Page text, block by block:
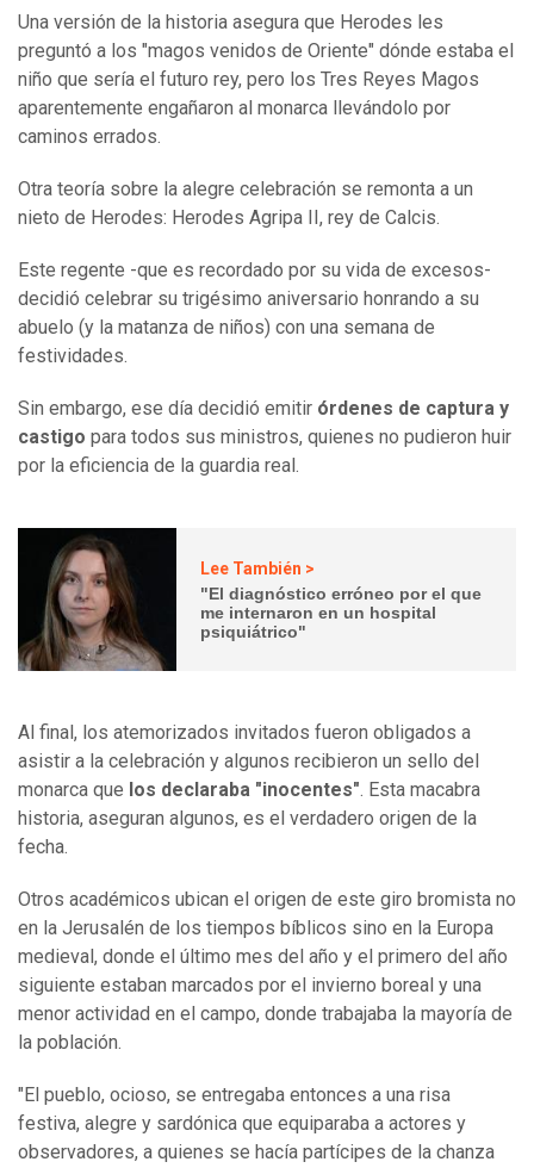
Una versión de la historia asegura que Herodes les
preguntó a los "magos venidos de Oriente" dónde estaba el
niño que sería el futuro rey, pero los Tres Reyes Magos
aparentemente engañaron al monarca llevándolo por
caminos errados.
Otra teoría sobre la alegre celebración se remonta a un
nieto de Herodes: Herodes Agripa II, rey de Calcis.
Este regente -que es recordado por su vida de excesos-
decidió celebrar su trigésimo aniversario honrando a su
abuelo (y la matanza de niños) con una semana de
festividades.
Sin embargo, ese día decidió emitir órdenes de captura y
castigo para todos sus ministros, quienes no pudieron huir
por la eficiencia de la guardia real.
Lee También >
"El diagnóstico erróneo por el que
me internaron en un hospital
psiquiátrico"
Al final, los atemorizados invitados fueron obligados a
asistir a la celebración y algunos recibieron un sello del
monarca que los declaraba "inocentes". Esta macabra
historia, aseguran algunos, es el verdadero origen de la
fecha.
Otros académicos ubican el origen de este giro bromista no
en la Jerusalén de los tiempos bíblicos sino en la Europa
medieval, donde el último mes del año y el primero del año
siguiente estaban marcados por el invierno boreal y una
menor actividad en el campo, donde trabajaba la mayoría de
la población.
"El pueblo, ocioso, se entregaba entonces a una risa
festiva, alegre y sardónica que equiparaba a actores y
observadores, a quienes se hacía partícipes de la chanza